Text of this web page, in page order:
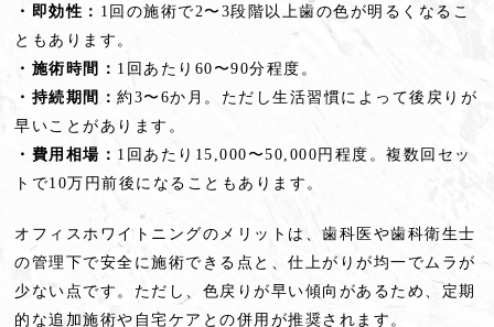
・即効性： 1回の施術で2〜3段階以上歯の色が明るくなるこ
ともあります。
・施術時間： 1回あたり60〜90分程度。
・持続期間：約3〜6か月。ただし生活習慣によって後戻りが
早いことがあります。
・費用相場： 1回あたり15,000〜50,000円程度。複数回セッ
トで10万円前後になることもあります。
オフィスホワイトニングのメリットは、歯科医や歯科衛生士
の管理下で安全に施術できる点と、仕上がりが均一でムラが
少ない点です。ただし、色戻りが早い傾向があるため、定期
的な追加施術や自宅ケアとの併用が推奨されます。